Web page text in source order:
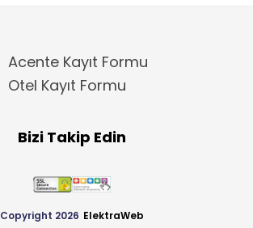
Acente Kayıt Formu
Otel Kayıt Formu
Bizi Takip Edin
Copyright 2026 ElektraWeb